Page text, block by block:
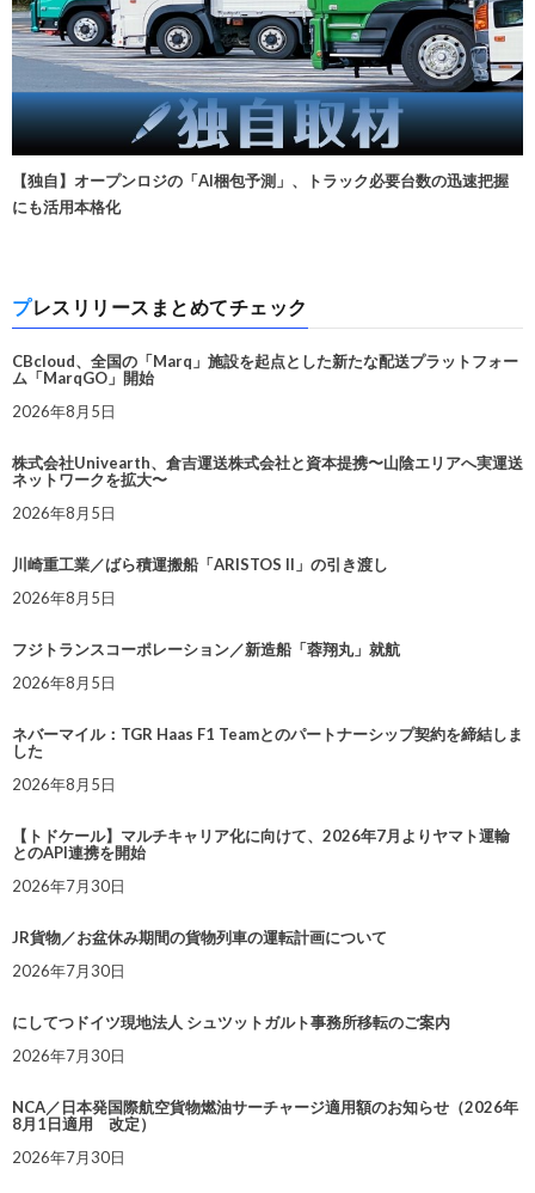
【独自】オープンロジの「AI梱包予測」、トラック必要台数の迅速把握
にも活用本格化
プレスリリースまとめてチェック
CBcloud、全国の「Marq」施設を起点とした新たな配送プラットフォー
ム「MarqGO」開始
2026年8月5日
株式会社Univearth、倉吉運送株式会社と資本提携〜山陰エリアへ実運送
ネットワークを拡大〜
2026年8月5日
川崎重工業／ばら積運搬船「ARISTOS II」の引き渡し
2026年8月5日
フジトランスコーポレーション／新造船「蓉翔丸」就航
2026年8月5日
ネバーマイル：TGR Haas F1 Teamとのパートナーシップ契約を締結しま
した
2026年8月5日
【トドケール】マルチキャリア化に向けて、2026年7月よりヤマト運輸
とのAPI連携を開始
2026年7月30日
JR貨物／お盆休み期間の貨物列車の運転計画について
2026年7月30日
にしてつドイツ現地法人 シュツットガルト事務所移転のご案内
2026年7月30日
NCA／日本発国際航空貨物燃油サーチャージ適用額のお知らせ（2026年
8月1日適用 改定）
2026年7月30日